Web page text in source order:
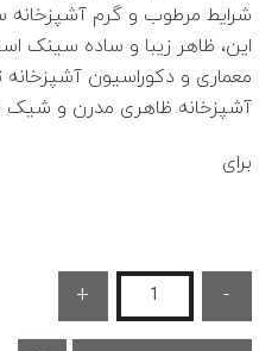
شرایط مرطوب و گرم آشپزخانه
این، ظاهر زیبا و ساده سینک
معماری و دکوراسیون
آشپزخانه ظاهری مدرن و
برای
-
+